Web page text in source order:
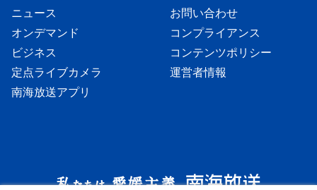
ニュース
オンデマンド
ビジネス
定点ライブカメラ
南海放送アプリ
お問い合わせ
コンプライアンス
コンテンツポリシー
運営者情報